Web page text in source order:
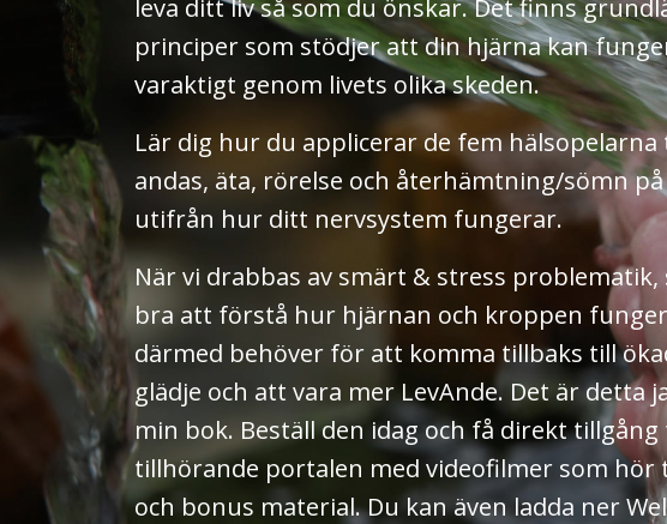
leva ditt liv så som du önskar. Det finns
principer som stödjer att din hjärna kan
varaktigt genom livets olika skeden.
Lär dig hur du applicerar de fem hälsopelarna
andas, äta, rörelse och återhämtning/sömn
utifrån hur ditt nervsystem fungerar.
När vi drabbas av smärt & stress problematik,
bra att förstå hur hjärnan och kroppen
därmed behöver för att komma tillbaks till
glädje och att vara mer LevAnde. Det är detta
min bok. Beställ den idag och få direkt
tillhörande portalen med videofilmer som hör
och bonus material. Du kan även ladda ner